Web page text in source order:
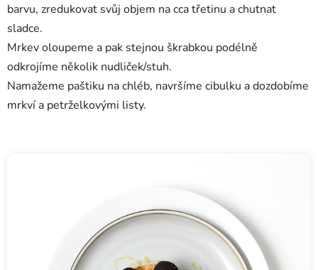
barvu, zredukovat svůj objem na cca třetinu a chutnat
sladce.
Mrkev oloupeme a pak stejnou škrabkou podélně
odkrojíme několik nudliček/stuh.
Namažeme paštiku na chléb, navršíme cibulku a dozdobíme
mrkví a petrželkovými listy.